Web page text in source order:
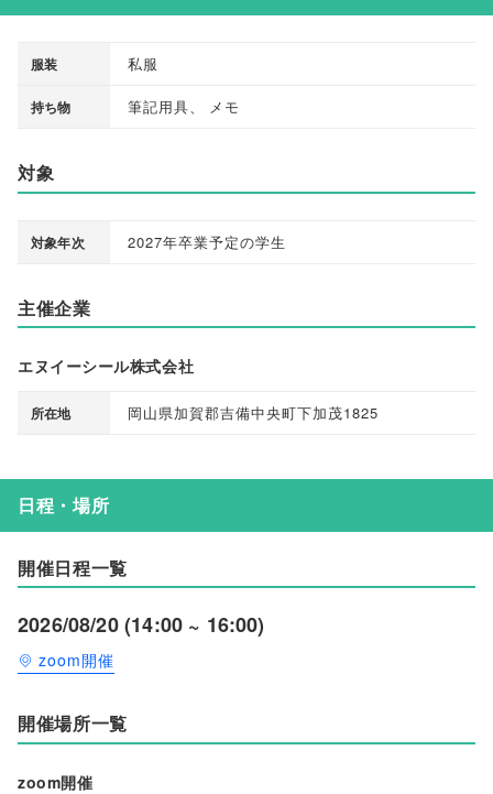
服装 私服
持ち物 筆記用具 メモ
対象
対象年次 2027年卒業予定の学生
主催企業
エヌイーシール株式会社
所在地 岡山県加賀郡吉備中央町下加茂1825
日程・場所
開催日程一覧
2026/08/20 (14:00 ~ 16:00)
zoom開催
開催場所一覧
zoom開催